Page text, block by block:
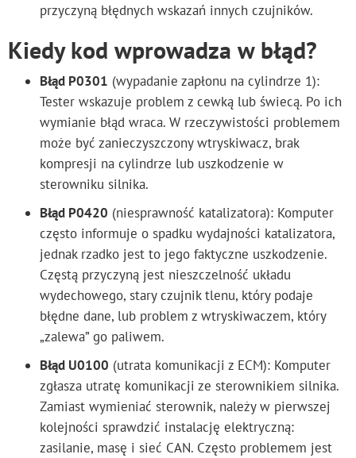
przyczyną błędnych wskazań innych czujników.
Kiedy kod wprowadza w błąd?
Błąd P0301 (wypadanie zapłonu na cylindrze 1):
Tester wskazuje problem z cewką lub świecą. Po ich
wymianie błąd wraca. W rzeczywistości problemem
może być zanieczyszczony wtryskiwacz, brak
kompresji na cylindrze lub uszkodzenie w
sterowniku silnika.
Błąd P0420 (niesprawność katalizatora): Komputer
często informuje o spadku wydajności katalizatora,
jednak rzadko jest to jego faktyczne uszkodzenie.
Częstą przyczyną jest nieszczelność układu
wydechowego, stary czujnik tlenu, który podaje
błędne dane, lub problem z wtryskiwaczem, który
„zalewa” go paliwem.
Błąd U0100 (utrata komunikacji z ECM): Komputer
zgłasza utratę komunikacji ze sterownikiem silnika.
Zamiast wymieniać sterownik, należy w pierwszej
kolejności sprawdzić instalację elektryczną:
zasilanie, masę i sieć CAN. Często problemem jest